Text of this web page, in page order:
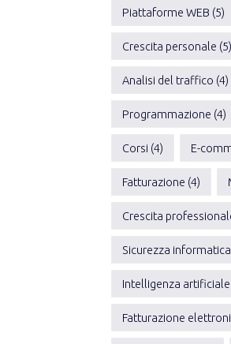
Piattaforme WEB (5)
Crescita personale (5)
Analisi del traffico (4)
Programmazione (4)
Corsi (4) E-
Fatturazione (4)
Crescita
Sicurezza informatica
Intelligenza artificiale
Fatturazione